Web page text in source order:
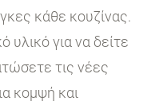
κάθε κουζίνας.
για να δείτε
τις νέες
κομψή και